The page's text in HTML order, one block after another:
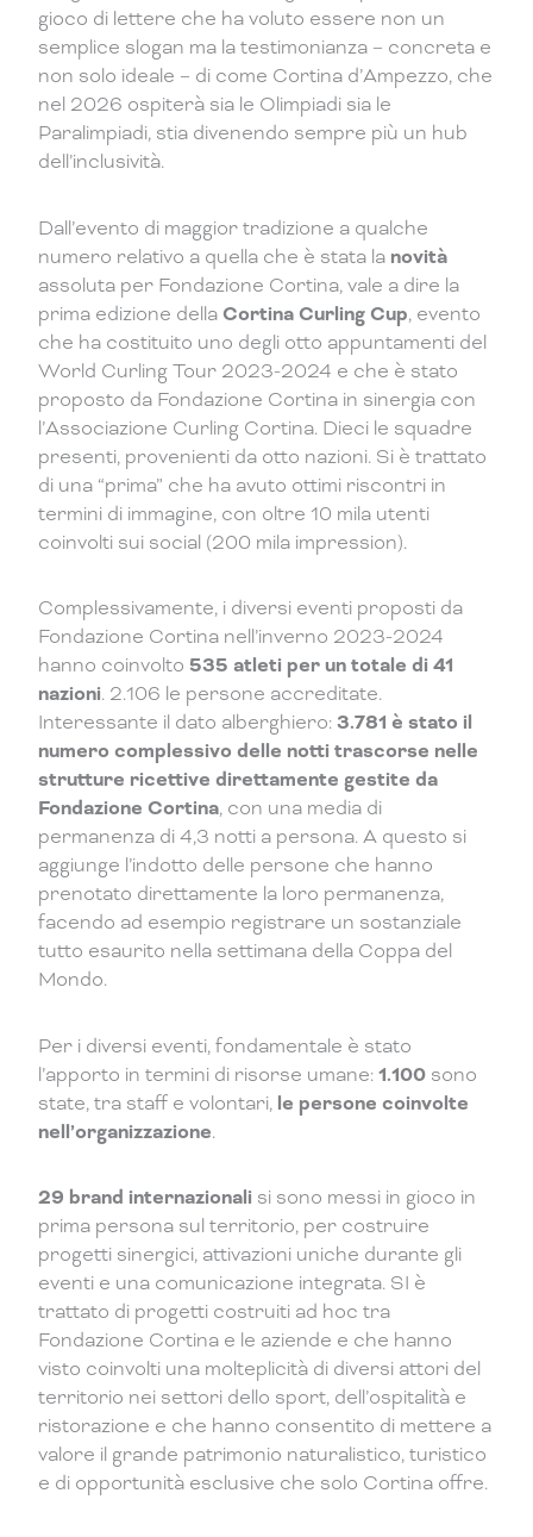
gioco di lettere che ha voluto essere non un
semplice slogan ma la testimonianza – concreta e
non solo ideale – di come Cortina d’Ampezzo, che
nel 2026 ospiterà sia le Olimpiadi sia le
Paralimpiadi, stia divenendo sempre più un hub
dell’inclusività.
Dall’evento di maggior tradizione a qualche
numero relativo a quella che è stata la novità
assoluta per Fondazione Cortina, vale a dire la
prima edizione dellaCortina Curling Cup, evento
che ha costituito uno degli otto appuntamenti del
World Curling Tour 2023-2024 e che è stato
proposto da Fondazione Cortina in sinergia con
l’Associazione Curling Cortina. Dieci le squadre
presenti, provenienti da otto nazioni. Si è trattato
di una “prima” che ha avuto ottimi riscontri in
termini di immagine, con oltre 10 mila utenti
coinvolti sui social (200 mila impression).
Complessivamente, i diversi eventi proposti da
Fondazione Cortina nell’inverno 2023-2024
hanno coinvolto 535 atleti per un totale di 41
nazioni. 2.106 le persone accreditate.
Interessante il dato alberghiero:3.781 è stato il
numero complessivo delle notti trascorse nelle
strutture ricettive direttamente gestite da
Fondazione Cortina, con una media di
permanenza di 4,3 notti a persona. A questo si
aggiunge l’indotto delle persone che hanno
prenotato direttamente la loro permanenza,
facendo ad esempio registrare un sostanziale
tutto esaurito nella settimana della Coppa del
Mondo.
Per i diversi eventi, fondamentale è stato
l’apporto in termini di risorse umane:1.100 sono
state, tra staff e volontari, le persone coinvolte
nell’organizzazione.
29 brand internazionali si sono messi in gioco in
prima persona sul territorio, per costruire
progetti sinergici, attivazioni uniche durante gli
eventi e una comunicazione integrata. SI è
trattato di progetti costruiti ad hoc tra
Fondazione Cortina e le aziende e che hanno
visto coinvolti una molteplicità di diversi attori del
territorio nei settori dello sport, dell’ospitalità e
ristorazione e che hanno consentito di mettere a
valore il grande patrimonio naturalistico, turistico
e di opportunità esclusive che solo Cortina offre.